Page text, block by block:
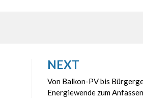
NEXT
Von Balkon-PV bis
Energiewende zum Anfassen